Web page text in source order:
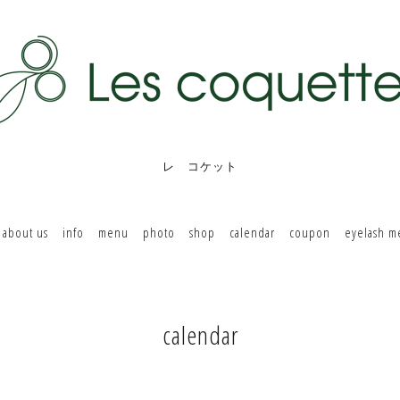
レ コケット
about us info menu photo shop calendar coupon eyelash
calendar